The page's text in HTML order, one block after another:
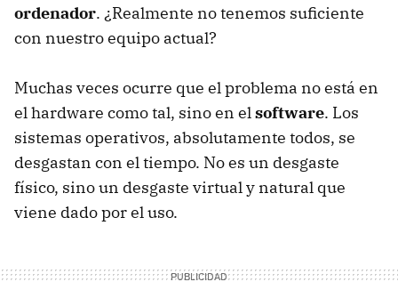
ordenador. ¿Realmente no tenemos suficiente
con nuestro equipo actual?
Muchas veces ocurre que el problema no está en
el hardware como tal, sino en elsoftware. Los
sistemas operativos, absolutamente todos, se
desgastan con el tiempo. No es un desgaste
físico, sino un desgaste virtual y natural que
viene dado por el uso.